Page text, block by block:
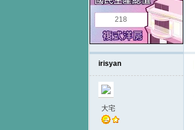
218
irisyan
大宅